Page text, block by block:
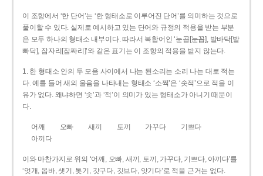
이 조항에서 ‘한 단어’는 ‘한 형태소로 이루어진 단어’를 의미하는 것으로
풀이할 수 있다. 실제로 예시하고 있는 단어와 규정의 적용을 받는 부분
은 모두 하나의 형태소 내부이다. 따라서 복합어인 ‘눈곱[눈꼽], 발바닥[발
빠닥], 잠자리[잠짜리]’와 같은 표기는 이 조항의 적용을 받지 않는다.
1. 한 형태소 안의 두 모음 사이에서 나는 된소리는 소리 나는 대로 적는
다. 예를 들어 새의 울음을 나타내는 형태소 ‘소쩍’은 ‘솟적’으로 적을 이
유가 없다. 왜냐하면 ‘솟’과 ‘적’이 의미가 있는 형태소가 아니기 때문이
다.
어깨 오빠 새끼 토끼 가꾸다
기쁘다
아끼다
이와 마찬가지로 위의 ‘어깨, 오빠, 새끼, 토끼, 가꾸다, 기쁘다, 아끼다’를
‘엇개, 옵바, 샛기, 톳기, 갓구다, 깃브다, 앗기다’로 적을 근거는 없다.